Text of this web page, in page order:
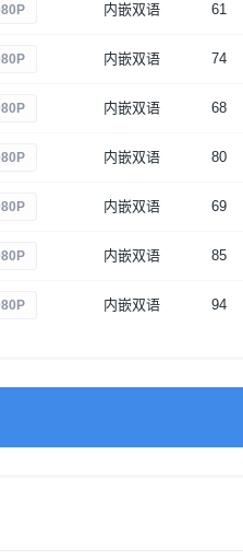
内嵌双语 61
内嵌双语 74
内嵌双语 68
内嵌双语 80
内嵌双语 69
内嵌双语 85
内嵌双语 94